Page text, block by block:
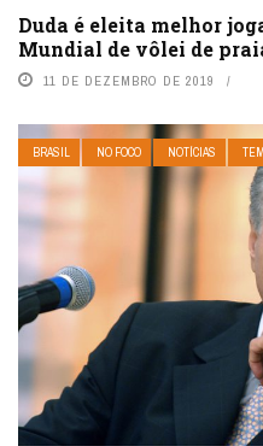
Duda é eleita melhor
Mundial de vôlei de
11 DE DEZEMBRO DE 2019
BRASIL NO FOCO NOTÍCIAS